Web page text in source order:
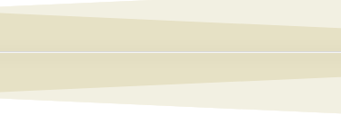
Oregon
mennyiség